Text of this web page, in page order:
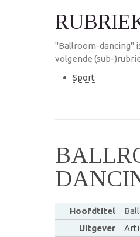
"Ballroom-dancing"
volgende (sub-
Sport
Hoofdtitel
Uitgever
Arti